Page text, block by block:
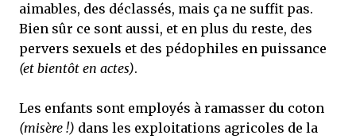
aimables, des déclassés, mais ça ne suffit pas.
Bien sûr ce sont aussi, et en plus du reste, des
pervers sexuels et des pédophiles en puissance
(et bientôt en actes).
Les enfants sont employés à ramasser du coton
(misère !) dans les exploitations agricoles de la